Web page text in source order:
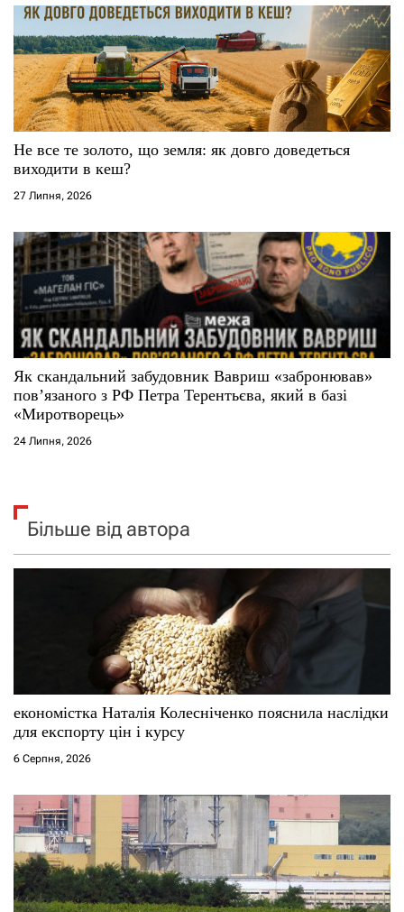
Не все те золото, що земля: як довго доведеться
виходити в кеш?
27 Липня, 2026
Як скандальний забудовник Вавриш «забронював»
повʼязаного з РФ Петра Терентьєва, який в базі
«Миротворець»
24 Липня, 2026
Більше від автора
економістка Наталія Колесніченко пояснила наслідки
для експорту цін і курсу
6 Серпня, 2026